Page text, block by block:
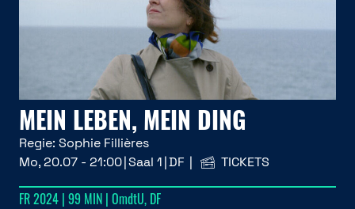
MEIN LEBEN, MEIN DING
Regie: Sophie Fillières
Mo, 20.07 - 21:00 Saal 1 DF TICKETS
FR 2024 | 99 MIN | OmdtU, DF